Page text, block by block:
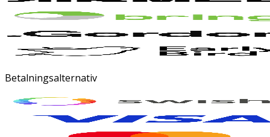
Betalningsalternativ